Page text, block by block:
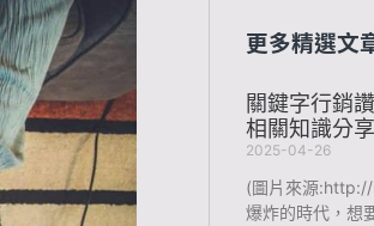
更多精選文
關鍵字行銷
相關知識分享
2025-04-26
(圖片來源
爆炸的時代，想